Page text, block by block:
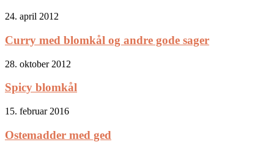
24. april 2012
Curry med blomkål og andre gode sager
28. oktober 2012
Spicy blomkål
15. februar 2016
Ostemadder med ged